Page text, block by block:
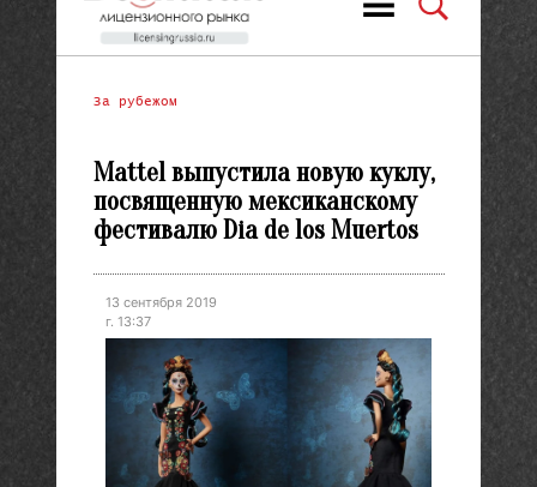
За рубежом
Mattel выпустила новую куклу,
посвященную мексиканскому
фестивалю Dia de los Muertos
13 сентября 2019
г. 13:37